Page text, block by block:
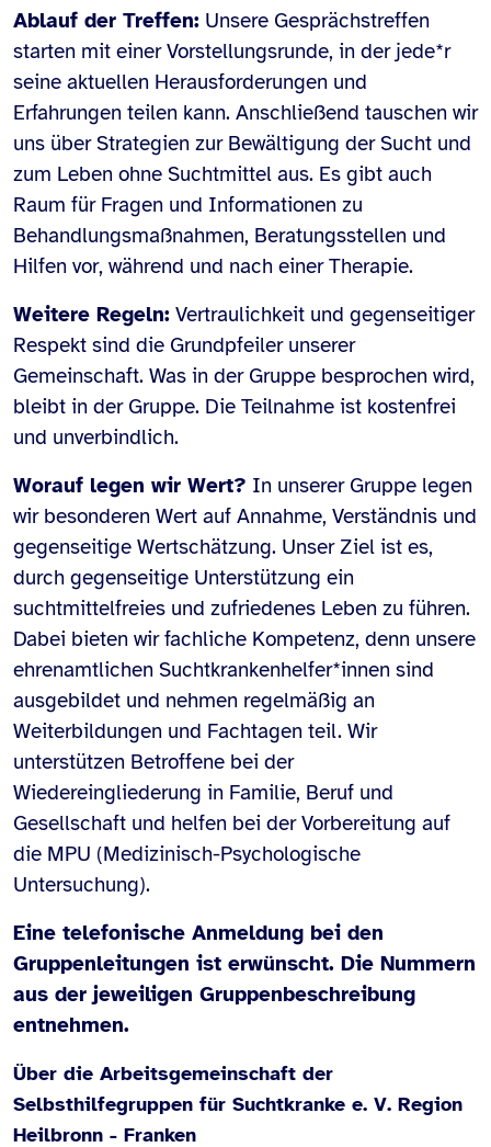
Ablauf der Treffen: Unsere Gesprächstreffen
starten mit einer Vorstellungsrunde, in der jede*r
seine aktuellen Herausforderungen und
Erfahrungen teilen kann. Anschließend tauschen wir
uns über Strategien zur Bewältigung der Sucht und
zum Leben ohne Suchtmittel aus. Es gibt auch
Raum für Fragen und Informationen zu
Behandlungsmaßnahmen, Beratungsstellen und
Hilfen vor, während und nach einer Therapie.
Weitere Regeln: Vertraulichkeit und gegenseitiger
Respekt sind die Grundpfeiler unserer
Gemeinschaft. Was in der Gruppe besprochen wird,
bleibt in der Gruppe. Die Teilnahme ist kostenfrei
und unverbindlich.
Worauf legen wir Wert? In unserer Gruppe legen
wir besonderen Wert auf Annahme, Verständnis und
gegenseitige Wertschätzung. Unser Ziel ist es,
durch gegenseitige Unterstützung ein
suchtmittelfreies und zufriedenes Leben zu führen.
Dabei bieten wir fachliche Kompetenz, denn unsere
ehrenamtlichen Suchtkrankenhelfer*innen sind
ausgebildet und nehmen regelmäßig an
Weiterbildungen und Fachtagen teil. Wir
unterstützen Betroffene bei der
Wiedereingliederung in Familie, Beruf und
Gesellschaft und helfen bei der Vorbereitung auf
die MPU (Medizinisch-Psychologische
Untersuchung).
Eine telefonische Anmeldung bei den
Gruppenleitungen ist erwünscht. Die Nummern
aus der jeweiligen Gruppenbeschreibung
entnehmen.
Über die Arbeitsgemeinschaft der
Selbsthilfegruppen für Suchtkranke e. V. Region
Heilbronn - Franken